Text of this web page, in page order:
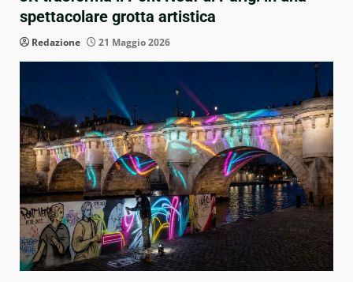
spettacolare grotta artistica
Redazione 21 Maggio 2026